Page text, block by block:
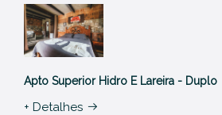
Apto Superior Hidro E Lareira - Duplo
+ Detalhes